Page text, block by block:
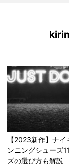
【2023新作】ナイ
ンニングシューズ
ズの選び方も解説